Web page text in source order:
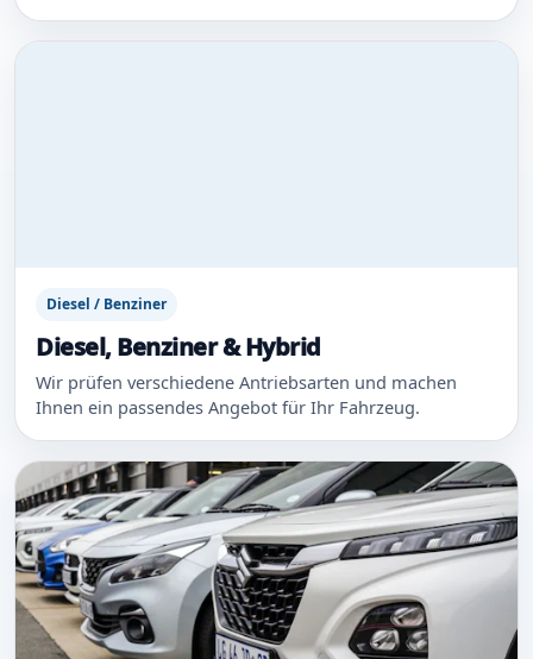
Diesel / Benziner
Diesel, Benziner & Hybrid
Wir prüfen verschiedene Antriebsarten und machen
Ihnen ein passendes Angebot für Ihr Fahrzeug.